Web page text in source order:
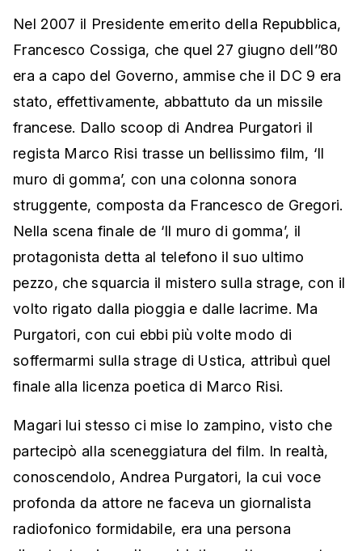
Nel 2007 il Presidente emerito della Repubblica,
Francesco Cossiga, che quel 27 giugno dell’’80
era a capo del Governo, ammise che il DC 9 era
stato, effettivamente, abbattuto da un missile
francese. Dallo scoop di Andrea Purgatori il
regista Marco Risi trasse un bellissimo film, ‘Il
muro di gomma’, con una colonna sonora
struggente, composta da Francesco de Gregori.
Nella scena finale de ‘Il muro di gomma’, il
protagonista detta al telefono il suo ultimo
pezzo, che squarcia il mistero sulla strage, con il
volto rigato dalla pioggia e dalle lacrime. Ma
Purgatori, con cui ebbi più volte modo di
soffermarmi sulla strage di Ustica, attribuì quel
finale alla licenza poetica di Marco Risi.
Magari lui stesso ci mise lo zampino, visto che
partecipò alla sceneggiatura del film. In realtà,
conoscendolo, Andrea Purgatori, la cui voce
profonda da attore ne faceva un giornalista
radiofonico formidabile, era una persona